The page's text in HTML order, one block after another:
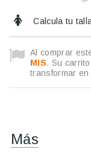
Calcula tu
Al comprar
MIS. Su
transformar
Más